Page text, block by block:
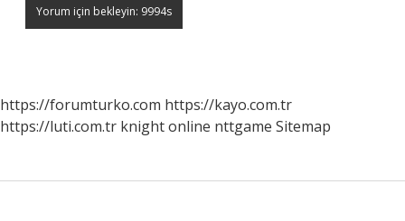
https://forumturko.com https://kayo.com.tr
https://luti.com.tr knight online nttgame Sitemap